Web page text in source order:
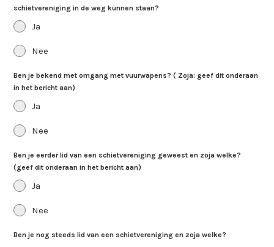
schietvereniging in de weg kunnen staan?
Ja
Nee
Ben je bekend met omgang met vuurwapens? ( Zoja: geef dit onderaan
in het bericht aan)
Ja
Nee
Ben je eerder lid van een schietvereniging geweest en zoja welke?
(geef dit onderaan in het bericht aan)
Ja
Nee
Ben je nog steeds lid van een schietvereniging en zoja welke?